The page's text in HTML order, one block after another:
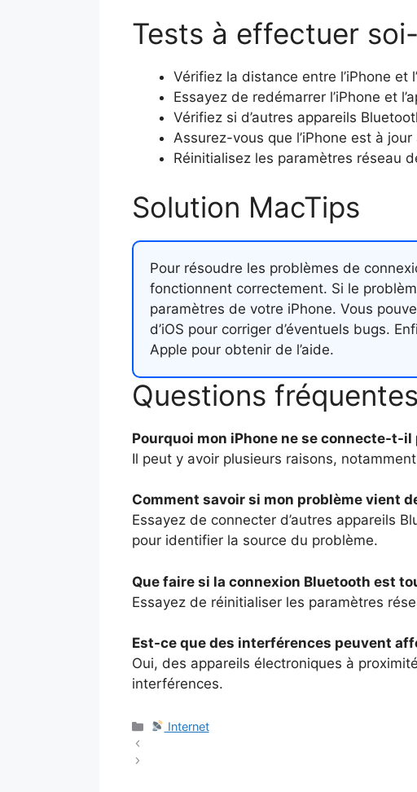
Tests à effectuer
Vérifiez la distance entre l’iPhone et
Essayez de redémarrer l’iPhone et
Vérifiez si d’autres appareils
Assurez-vous que l’iPhone est à
Réinitialisez les paramètres réseau
Solution MacTips
Pour résoudre les problèmes de
fonctionnent correctement. Si le
paramètres de votre iPhone. Vous
d’iOS pour corriger d’éventuels bugs.
Apple pour obtenir de l’aide.
Questions
Pourquoi mon iPhone ne se connecte-t-
Il peut y avoir plusieurs raisons,
Comment savoir si mon problème vient
Essayez de connecter d’autres appareils
pour identifier la source du problème.
Que faire si la connexion Bluetooth est
Essayez de réinitialiser les paramètres
Est-ce que des interférences peuvent
Oui, des appareils électroniques à
interférences.
Catégories
Internet